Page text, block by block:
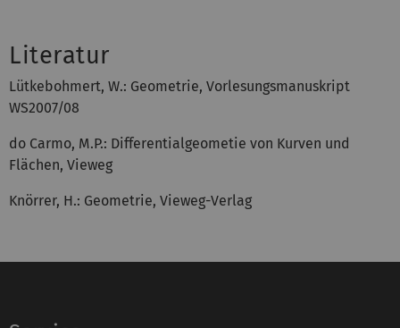
Literatur
Lütkebohmert, W.: Geometrie, Vorlesungsmanuskript
WS2007/08
do Carmo, M.P.: Differentialgeometie von Kurven und
Flächen, Vieweg
Knörrer, H.: Geometrie, Vieweg-Verlag